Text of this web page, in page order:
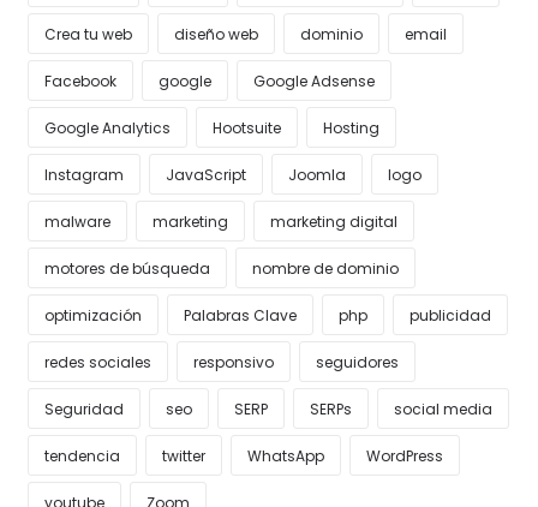
Crea tu web diseño web dominio email
Facebook google Google Adsense
Google Analytics Hootsuite Hosting
Instagram JavaScript Joomla logo
malware marketing marketing digital
motores de búsqueda nombre de dominio
optimización Palabras Clave php publicidad
redes sociales responsivo seguidores
Seguridad seo SERP SERPs social media
tendencia twitter WhatsApp WordPress
youtube Zoom